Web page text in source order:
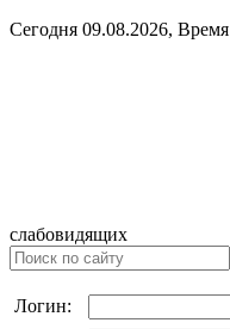
Сегодня 09.08.2026, Время
слабовидящих
Логин: